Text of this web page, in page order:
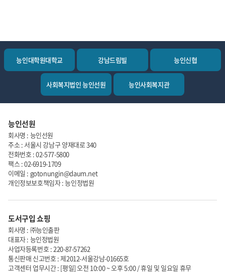
능인대학원대학교 강남드림빌 능인신협
사회복지법인 능인선원 능인사회복지관
능인선원
회사명 : 능인선원
주소 : 서울시 강남구 양재대로 340
전화번호 : 02-577-5800
팩스 : 02-6919-1709
이메일 : gotonungin@daum.net
개인정보보호책임자 : 능인정법원
도서구입 쇼핑
회사명 : ㈜능인출판
대표자 : 능인정법원
사업자등록번호 : 220-87-57262
통신판매 신고번호 : 제2012-서울강남-01665호
고객센터 업무시간 : [평일] 오전 10:00 ~ 오후 5:00 / 휴일 및 일요일 휴무